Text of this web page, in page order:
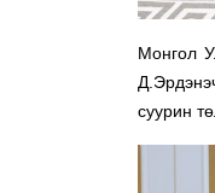
Монгол
суурин